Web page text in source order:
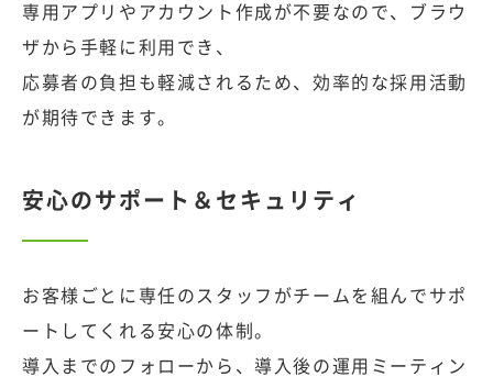
専用アプリやアカウント作成が不要なので、ブラウ
ザから手軽に利用でき、
応募者の負担も軽減されるため、効率的な採用活動
が期待できます。
安心のサポート＆セキュリティ
お客様ごとに専任のスタッフがチームを組んでサポ
ートしてくれる安心の体制。
導入までのフォローから、導入後の運用ミーティン